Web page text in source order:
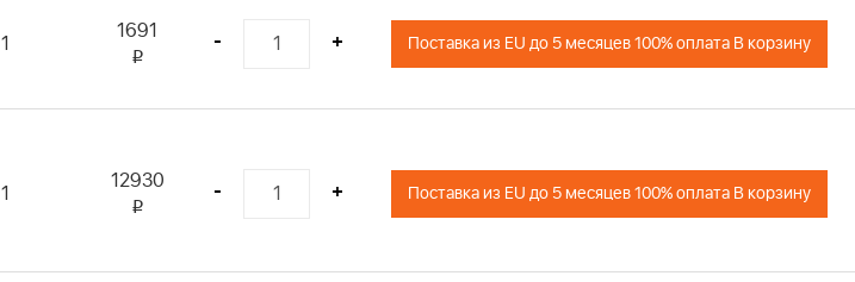
1 1691
i
- + Поставка из EU до 5 месяцев 100% оплата В корзину
1 12930
i
- + Поставка из EU до 5 месяцев 100% оплата В корзину